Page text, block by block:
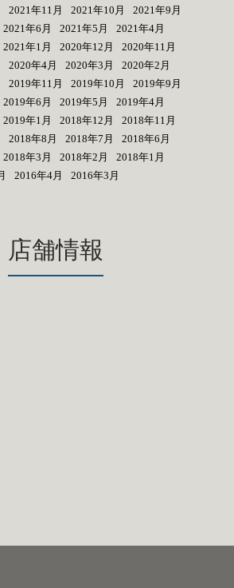
2021年11月 2021年10月
2021年9月
2021年6月 2021年5月
2021年4月
2021年1月 2020年12月
2020年11月
2020年4月 2020年3月
2020年2月
2019年11月 2019年10月
2019年9月
2019年6月 2019年5月
2019年4月
2019年1月 2018年12月
2018年11月
2018年8月 2018年7月
2018年6月
2018年3月 2018年2月
2018年1月
2016年4月 2016年3月
店舗情報